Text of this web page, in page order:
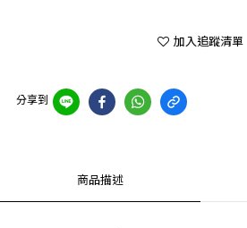
加入追蹤清單
分享到
商品描述